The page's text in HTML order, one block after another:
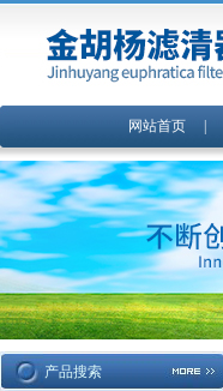
网站首页
产品搜索